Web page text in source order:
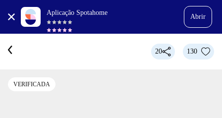
Aplicação Spotahome
Abrir
20 130
VERIFICADA